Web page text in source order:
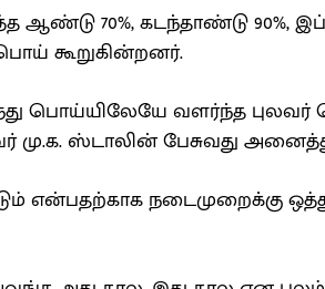
ஆண்டு 70%, கடந்தாண்டு 90%,
கூறுகின்றனர்.
பொய்யிலேயே வளர்ந்த புலவர்
மு.க. ஸ்டாலின் பேசுவது
என்பதற்காக நடைமுறைக்கு